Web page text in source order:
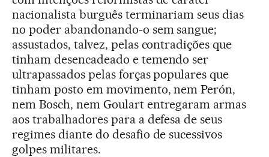
nacionalista burguês terminariam seus dias
no poder abandonando-o sem sangue;
assustados, talvez, pelas contradições que
tinham desencadeado e temendo ser
ultrapassados pelas forças populares que
tinham posto em movimento, nem Perón,
nem Bosch, nem Goulart entregaram armas
aos trabalhadores para a defesa de seus
regimes diante do desafio de sucessivos
golpes militares.